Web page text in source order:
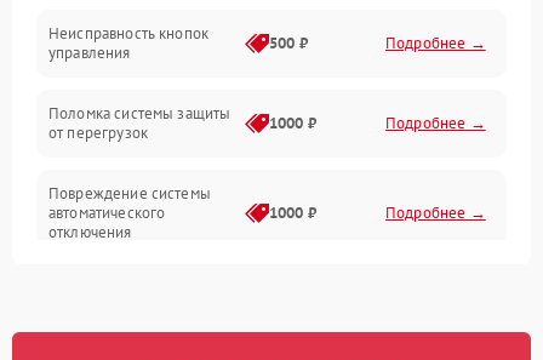
Прочие неисправности
Неисправность управления
Неисправность кнопок
управления
500 ₽ Подробнее →
Поломка системы защиты
от перегрузок
1000 ₽ Подробнее →
Повреждение системы
автоматического
отключения
1000 ₽ Подробнее →
замыкания